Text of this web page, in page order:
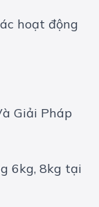
Giải Pháp
6kg, 8kg tại